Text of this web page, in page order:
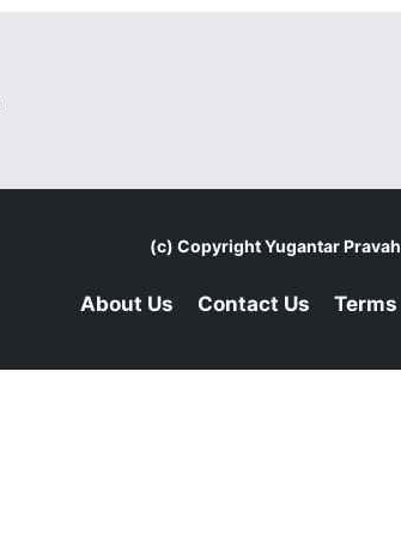
(c) CopyrightYugantar Pravah
About Us Contact Us Terms